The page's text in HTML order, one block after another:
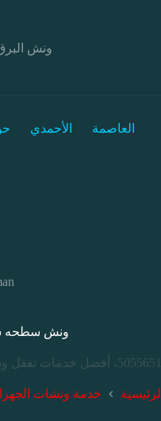
ونش البرق
العاصمة الأحمدي
ونش سطحه سعد
الرئيسية خدمة ونشات